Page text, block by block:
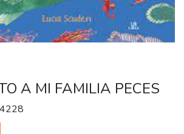
A MI FAMILIA PECES